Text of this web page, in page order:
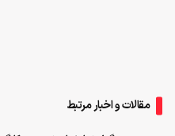
مقالات و اخبار مرتبط